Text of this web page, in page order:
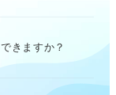
きますか？